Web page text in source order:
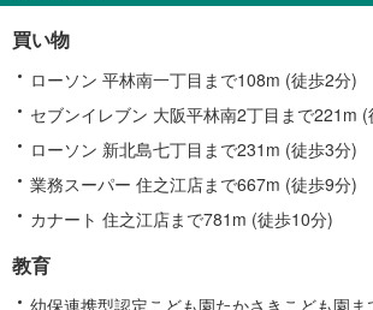
買い物
ローソン 平林南一丁目まで108m (徒歩2分)
セブンイレブン 大阪平林南2丁目まで221m (
ローソン 新北島七丁目まで231m (徒歩3分)
業務スーパー 住之江店まで667m (徒歩9分)
カナート 住之江店まで781m (徒歩10分)
教育
幼保連携型認定こども園たかさきこども園